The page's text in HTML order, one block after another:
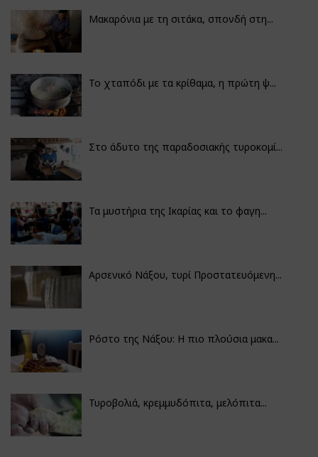
Μακαρόνια με τη σιτάκα, σπονδή στη...
Το χταπόδι με τα κρίθαμα, η πρώτη ψ...
Στο άδυτο της παραδοσιακής τυροκομί...
Τα μυστήρια της Ικαρίας και το φαγη...
Αρσενικό Νάξου, τυρί Προστατευόμενη...
Ρόστο της Νάξου: Η πιο πλούσια μακα...
Τυροβολιά, κρεμμυδόπιτα, μελόπιτα...